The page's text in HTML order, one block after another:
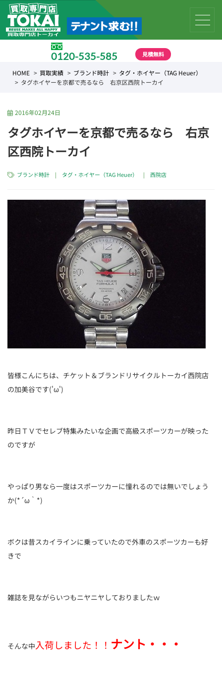
0120-535-585 見積無料
HOME 買取実績 ブランド時計
タグ・ホイヤー（TAG Heuer）
タグホイヤーを京都で売るなら 右京区西院トーカイ
2016年02月24日
タグホイヤーを京都で売るなら 右京
区西院トーカイ
ブランド時計 | タグ・ホイヤー（TAG Heuer） |西院店
皆様こんにちは、チケット＆ブランドリサイクルトーカイ西院店
の加美谷です('ω')
昨日ＴＶでセレブ特集みたいな企画で高級スポーツカーが映った
のですが
やっぱり男なら一度はスポーツカーに憧れるのでは無いでしょう
か(*´ω｀*)
ボクは昔スカイラインに乗っていたので外車のスポーツカーも好
きで
雑誌を見ながらいつもニヤニヤしておりましたｗ
そんな中 入荷しました！！ ナント・・・